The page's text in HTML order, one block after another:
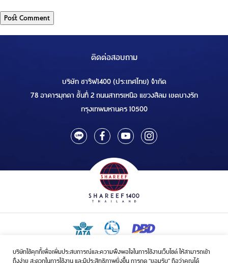
บริษัทใช้คุกกี้เพื่อเพิ่มประสบการณ์และความพึงพอใจในการใช้งานเว็บไซต์ ให้สามารถเข้า
ถึงง่าย สะดวกในการใช้งาน และมีประสิทธิภาพยิ่งขึ้น การกด “ยอมรับ” ถือว่าคุณได้
ติดต่อสอบถาม
บริษัท ชารีฟ1400 (ประเทศไทย) จำกัด
78 อาคารมุกดา ชั้นที่ 2 ถนนสาทรเหนือ แขวงสีลม เขตบางรัก
กรุงเทพมหานคร 10500
ใบอนุญาตเป็นผู้ประกอบกิจการรับจัดบริการขนส่งในกิจการฮัจย์เลขที่ 1/2568